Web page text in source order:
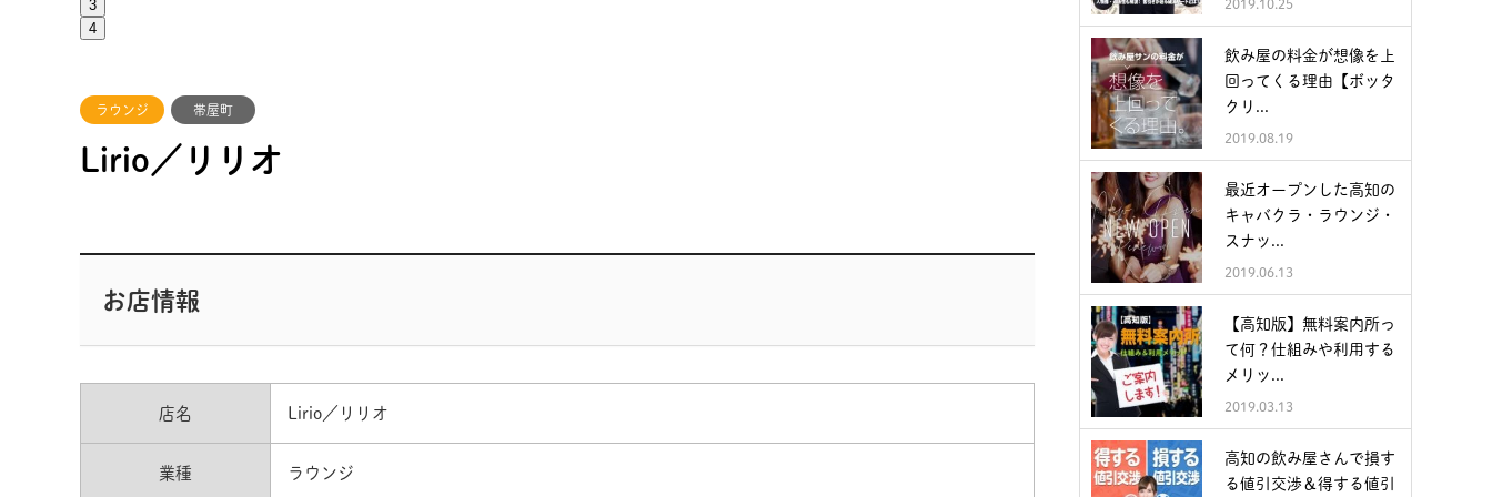
3
4
ラウンジ 帯屋町
Lirio／リリオ
お店情報
店名 Lirio／リリオ
業種 ラウンジ
2019.10.25
飲み屋の料金が想像を上
回ってくる理由【ボッタ
クリ...
2019.08.19
最近オープンした高知の
キャバクラ・ラウンジ・
スナッ...
2019.06.13
【高知版】無料案内所っ
て何？仕組みや利用する
メリッ...
2019.03.13
高知の飲み屋さんで損す
る値引交渉＆得する値引